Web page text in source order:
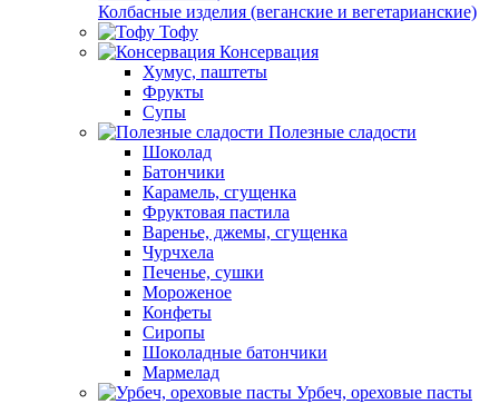
Колбасные изделия (веганские и вегетарианские)
Тофу
Консервация
Хумус, паштеты
Фрукты
Супы
Полезные сладости
Шоколад
Батончики
Карамель, сгущенка
Фруктовая пастила
Варенье, джемы, сгущенка
Чурчхела
Печенье, сушки
Мороженое
Конфеты
Сиропы
Шоколадные батончики
Мармелад
Урбеч, ореховые пасты